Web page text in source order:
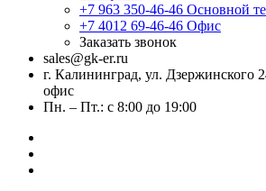
+7 963 350-46-46 Основной
+7 4012 69-46-46 Офис
Заказать звонок
sales@gk-er.ru
г. Калининград, ул. Дзержинского
офис
Пн. – Пт.: с 8:00 до 19:00